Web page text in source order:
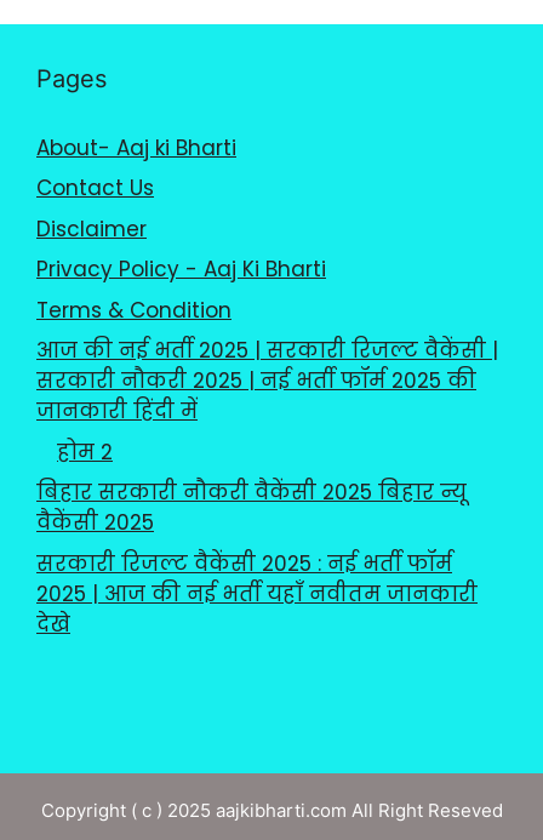
Pages
About- Aaj ki Bharti
Contact Us
Disclaimer
Privacy Policy - Aaj Ki Bharti
Terms & Condition
आज की नई भर्ती 2025 | सरकारी रिजल्ट वैकेंसी |
सरकारी नौकरी 2025 | नई भर्ती फॉर्म 2025 की
जानकारी हिंदी में
होम 2
बिहार सरकारी नौकरी वैकेंसी 2025 बिहार न्यू
वैकेंसी 2025
सरकारी रिजल्ट वैकेंसी 2025 : नई भर्ती फॉर्म
2025 | आज की नई भर्ती यहाँ नवीतम जानकारी
देखे
Copyright ( c ) 2025 aajkibharti.com All Right Reseved